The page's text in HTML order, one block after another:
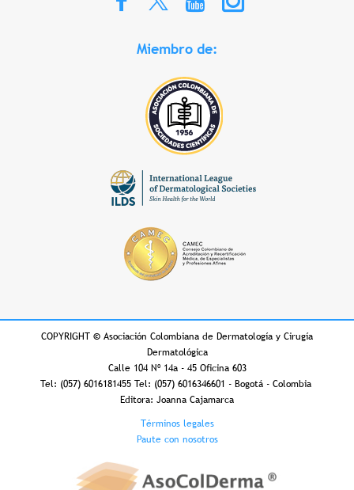
Miembro de:
COPYRIGHT © Asociación Colombiana de Dermatología y Cirugía
Dermatológica
Calle 104 Nº 14a - 45 Oficina 603
Tel: (057) 6016181455 Tel: (057) 6016346601 - Bogotá - Colombia
Editora: Joanna Cajamarca
Términos legales
Paute con nosotros